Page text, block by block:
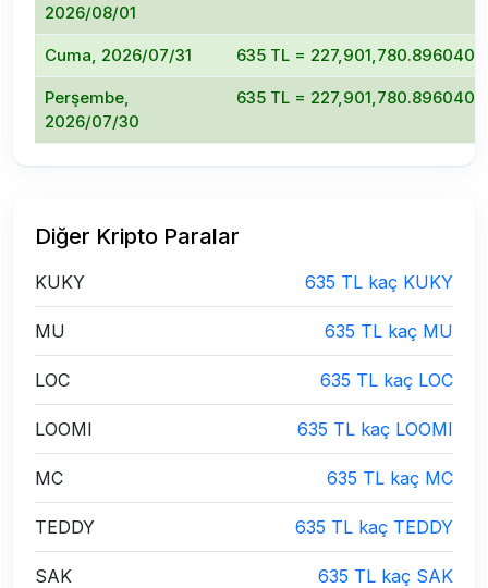
2026/08/01
Cuma, 2026/07/31 635 TL =
Perşembe,
2026/07/30
635 TL =
Diğer Kripto Paralar
KUKY 635 TL kaç KUKY
MU 635 TL kaç MU
LOC 635 TL kaç LOC
LOOMI 635 TL kaç LOOMI
MC 635 TL kaç MC
TEDDY 635 TL kaç TEDDY
SAK 635 TL kaç SAK